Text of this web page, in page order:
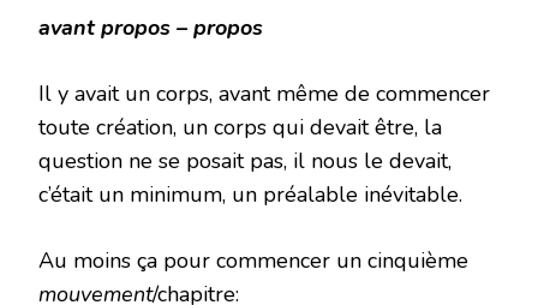
avant propos – propos
Il y avait un corps, avant même de commencer
toute création, un corps qui devait être, la
question ne se posait pas, il nous le devait,
c’était un minimum, un préalable inévitable.
Au moins ça pour commencer un cinquième
mouvement/chapitre: